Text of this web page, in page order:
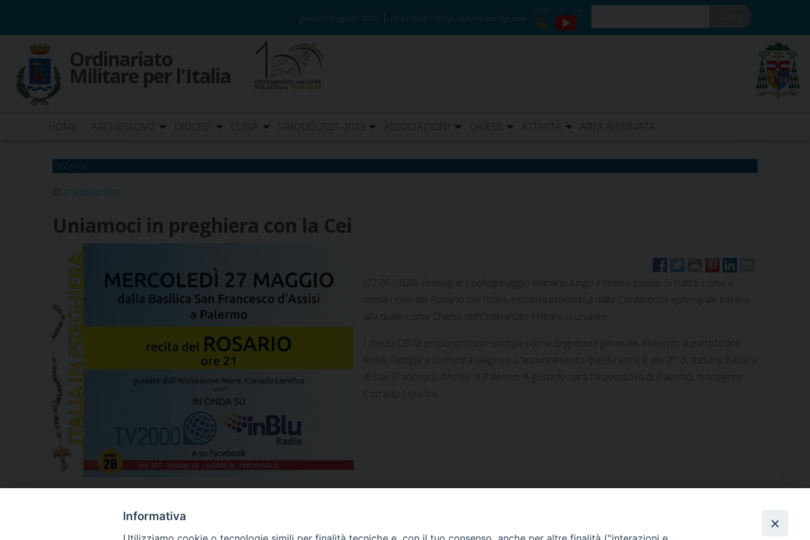
content
giovedì 06 agosto 2026 Festa della Trasfigurazione del Signore
RSS
YouTube
Ordinariato
Militare per l'Italia
HOME ARCIVESCOVO DIOCESI CURIA SINODO 2021-2023 ASSOCIAZIONI CHIESE ATTIVITÀ AREA RISERVATA
INIZIATIVE
27 MAGGIO 2020
Uniamoci in preghiera con la Cei
(27-05-2020) Prosegue il pellegrinaggio mariano lungo il nostro paese. Si tratta, come è
ormai noto, del Rosario per l’Italia, iniziativa promossa dalla Conferenza episcopale italiana,
alla quale come Chiesa dell’Ordinariato Militare ci uniamo.
I media CEI la propongono in sinergia con la Segreteria generale, invitando a partecipare
fedeli, famiglie e comunità religiose. L’appuntamento questa volta è alle 21 di stasera Basilica
di San Francesco d’Assisi di Palermo. A guidarlo sarà l’arcivescovo di Palermo, monsignor
Corrado Lorefice.
Informativa